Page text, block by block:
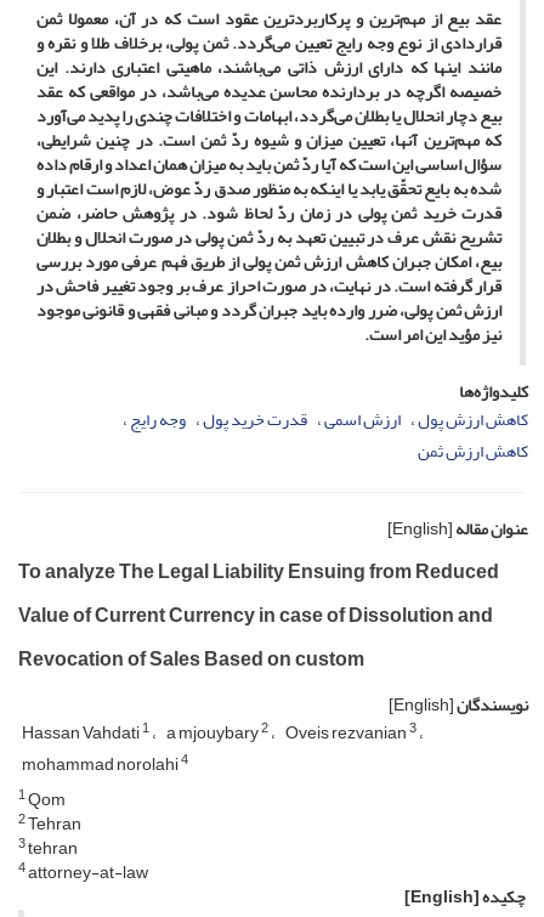
عقد بیع از مهم‌ترین و پرکاربردترین عقود است که در آن، معمولا ثمن
قراردادی از نوع وجه رایج تعیین می‌گردد. ثمن پولی، برخلاف طلا و نقره و
مانند اینها که دارای ارزش ذاتی می‌باشند، ماهیتی اعتباری دارند. این
خصیصه اگرچه در بردارنده محاسن عدیده‌ می‌باشد، در مواقعی که عقد
بیع دچار انحلال یا بطلان می‌گردد، ابهامات و اختلافات چندی را پدید می‌آورد
که مهم‌ترین آنها، تعیین میزان و شیوه ردّ ثمن است. در چنین شرایطی،
سؤال اساسی این است که آیا ردّ ثمن باید به میزان همان اعداد و ارقام داده
شده به بایع تحقّق یابد یا اینکه به منظور صدق ردّ عوض، لازم است اعتبار و
قدرت خرید ثمن پولی در زمان ردّ لحاظ شود. در پژوهش حاضر، ضمن
تشریح نقش عرف در تبیین تعهد به ردّ ثمن پولی در صورت انحلال و بطلان
بیع، امکان جبران کاهش ارزش ثمن پولی از طریق فهم عرفی مورد بررسی
قرار گرفته است. در نهایت، در صورت احراز عرف بر وجود تغییر فاحش در
ارزش ثمن پولی، ضرر وارده باید جبران گردد و مبانی فقهی و قانونی موجود
نیز مؤید این امر است.
کلیدواژه‌ها
کاهش ارزش پول ارزش اسمی قدرت خرید پول وجه رایج
کاهش ارزش ثمن
عنوان مقاله[English]
To analyze The Legal Liability Ensuing from Reduced
Value of Current Currency in case of Dissolution and
Revocation of Sales Based on custom
نویسندگان[English]
Hassan Vahdati1 a mjouybary2 Oveis rezvanian3
mohammad norolahi4
1Qom
2Tehran
3tehran
4attorney-at-law
چکیده[English]